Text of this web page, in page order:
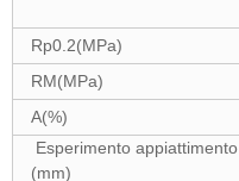
Rp0.2(MPa)
RM(MPa)
A(%)
Esperimento appiattimento
(mm)